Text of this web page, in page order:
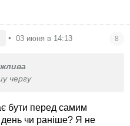
• 03 июня в 14:13 8
чергу
бути перед самим
чи раніше? Я не